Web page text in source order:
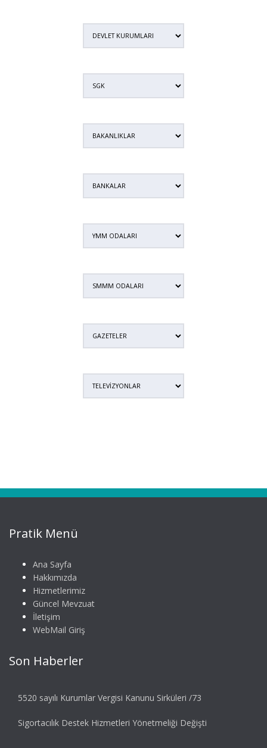
Pratik Menü
Ana Sayfa
Hakkımızda
Hizmetlerimiz
Güncel Mevzuat
İletişim
WebMail Giriş
Son Haberler
5520 sayılı Kurumlar Vergisi Kanunu Sirküleri /73
Sigortacılık Destek Hizmetleri Yönetmeliği Değişti